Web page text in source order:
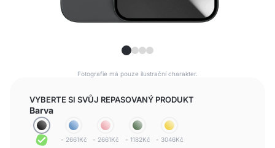
Fotografie má pouze ilustrační charakter.
VYBERTE SI SVŮJ REPASOVANÝ PRODUKT
Barva
- 2661Kč - 2661Kč - 1182Kč - 3046Kč